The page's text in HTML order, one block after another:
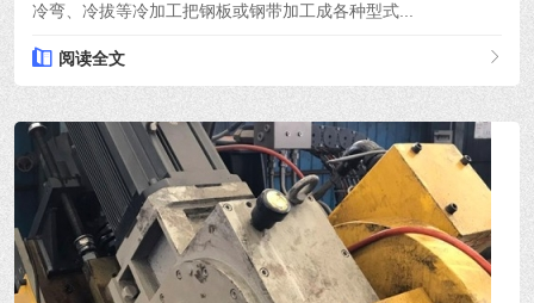
冷弯、冷拔等冷加工把钢板或钢带加工成各种型式...
阅读全文